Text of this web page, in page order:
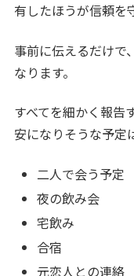
有したほうが信頼を
事前に伝えるだけで
なります。
すべてを細かく報告
安になりそうな予定
二人で会う予定
夜の飲み会
宅飲み
合宿
元恋人との連絡